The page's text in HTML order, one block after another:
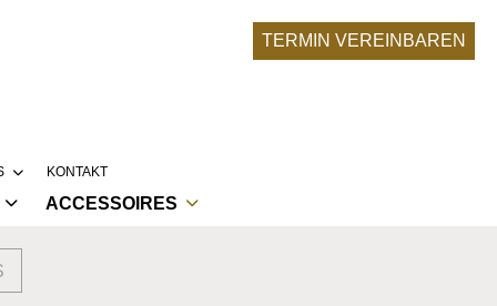
TERMIN VEREINBAREN
UPDATE
BRÄUTE
KONTAKT
ACCESSOIRES